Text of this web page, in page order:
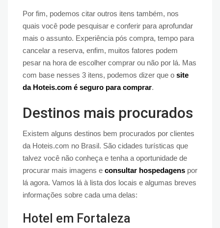
Por fim, podemos citar outros itens também, nos
quais você pode pesquisar e conferir para aprofundar
mais o assunto. Experiência pós compra, tempo para
cancelar a reserva, enfim, muitos fatores podem
pesar na hora de escolher comprar ou não por lá. Mas
com base nesses 3 itens, podemos dizer que o site
da Hoteis.com é seguro para comprar.
Destinos mais procurados
Existem alguns destinos bem procurados por clientes
da Hoteis.com no Brasil. São cidades turísticas que
talvez você não conheça e tenha a oportunidade de
procurar mais imagens e consultar hospedagens por
lá agora. Vamos lá à lista dos locais e algumas breves
informações sobre cada uma delas:
Hotel em Fortaleza